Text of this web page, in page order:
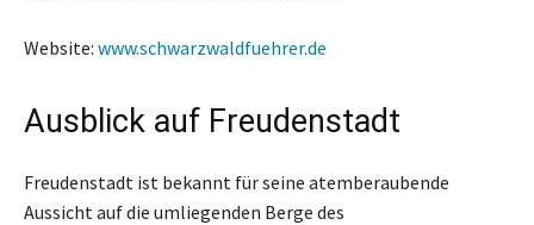
Website: www.schwarzwaldfuehrer.de
Ausblick auf Freudenstadt
Freudenstadt ist bekannt für seine atemberaubende
Aussicht auf die umliegenden Berge des